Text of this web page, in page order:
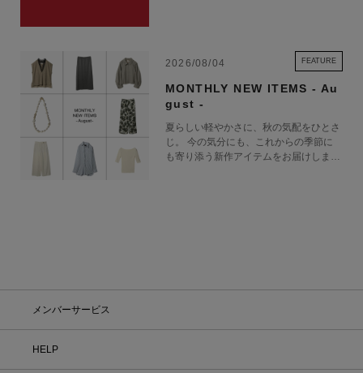
2026/08/04 FEATURE
MONTHLY NEW ITEMS - Au
gust -
夏らしい軽やかさに、秋の気配をひとさ
じ。 今の気分にも、これからの季節に
も寄り添う新作アイテムをお届けしま
メンバーサービス
HELP